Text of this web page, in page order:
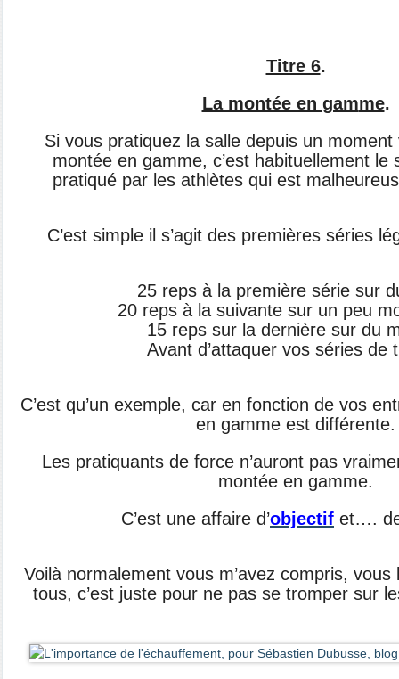
Titre 6.
La montée en gamme.
Si vous pratiquez la salle depuis un
montée en gamme, c’est habituellement le
pratiqué par les athlètes qui est
C’est simple il s’agit des premières séries
25 reps à la première série sur
20 reps à la suivante sur un peu
15 reps sur la dernière sur du
Avant d’attaquer vos séries de
C’est qu’un exemple, car en fonction de vos
en gamme est différente.
Les pratiquants de force n’auront pas
montée en gamme.
C’est une affaire d’objectif et….
Voilà normalement vous m’avez compris,
tous, c’est juste pour ne pas se tromper sur